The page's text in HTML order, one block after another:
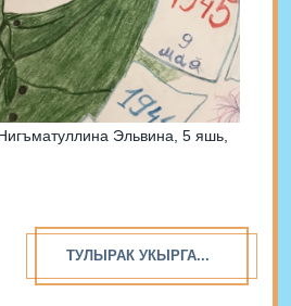
Эльвина, 5 яшь,
ТУЛЫРАК УКЫРГА...